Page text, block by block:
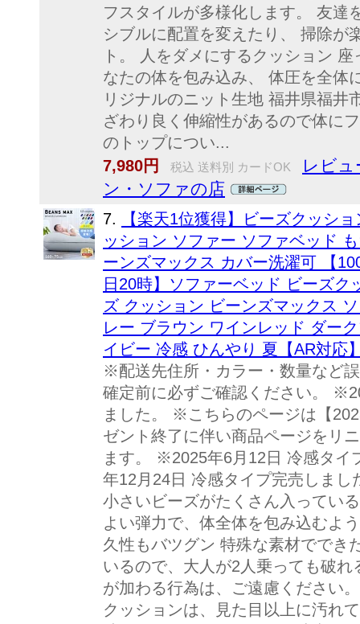
フスタイルが多様化します。 友達
シブルに配置を変えたり、 掃除が
ト。 人をダメにするクッション
なたの体を包み込み、 体圧を全体
リジナルのニット生地 福井県福井
ざわり良く伸縮性があるので体に
のトップについ...
7,980円
税込 送料別 カードOK
レビュ
ン・ソファの店
7.
【楽天1位獲得】ビーズクッシ
ッション ソファー ソファベッド
ーンズマックス カバー洗濯可 【
日20時】ソファーベッド ビーズ
ズ クッション ビーンズマックス
レー ブラウン ワインレッド ダー
イビー 冷感 ひんやり 夏【AR対応
※配送先住所・カラー・数量など
確定前に必ずご確認ください。
ました。 ※こちらのページは【
ゼント終了に伴い商品ページをリ
ます。 ※2025年6月12日 冷感タ
年12月24日 冷感タイプ完売しま
小さいビーズがたくさん入ってい
よい弾力で、体全体を包み込むよ
久性もバツグン 特殊な素材ででき
いるので、大人が2人乗っても破
が加わる行為は、ご遠慮ください
クッションは、見た目以上に汚れ